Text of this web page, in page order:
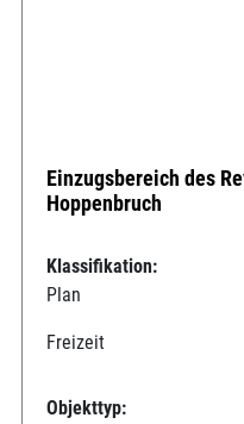
Einzugsbereich des
Hoppenbruch
Klassifikation:
Plan
Freizeit
Objekttyp: